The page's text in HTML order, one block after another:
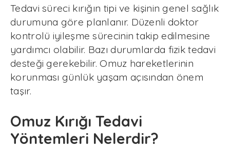
Tedavi süreci kırığın tipi ve kişinin genel sağlık
durumuna göre planlanır. Düzenli doktor
kontrolü iyileşme sürecinin takip edilmesine
yardımcı olabilir. Bazı durumlarda fizik tedavi
desteği gerekebilir. Omuz hareketlerinin
korunması günlük yaşam açısından önem
taşır.
Omuz Kırığı Tedavi
Yöntemleri Nelerdir?